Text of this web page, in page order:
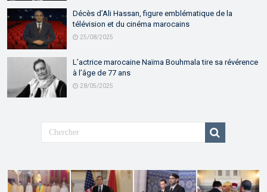
Décès d’Ali Hassan, figure emblématique de la
télévision et du cinéma marocains
25/08/2025
L’actrice marocaine Naïma Bouhmala tire sa révérence
à l’âge de 77 ans
28/05/2025